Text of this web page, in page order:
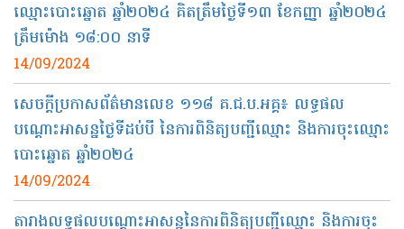
ឈ្មោះបោះឆ្នោត ឆ្នាំ២០២៤ គិតត្រឹមថ្ងៃទី១៣ ខែកញ្ញា ឆ្នាំ២០២៤
ត្រឹមម៉ោង ១៨:០០ នាទី
14/09/2024
សេចក្តីប្រកាសព័ត៌មានលេខ ១១៨ គ.ជ.ប.អគ្គ៖ លទ្ធផល
បណ្ដោះអាសន្នថ្ងៃទីដប់បី នៃការពិនិត្យបញ្ជីឈ្មោះ និងការចុះឈ្មោះ
បោះឆ្នោត ឆ្នាំ២០២៤
14/09/2024
តារាងលទ្ធផលបណ្តោះអាសន្ននៃការពិនិត្យបញ្ជីឈ្មោះ និងការចុះ